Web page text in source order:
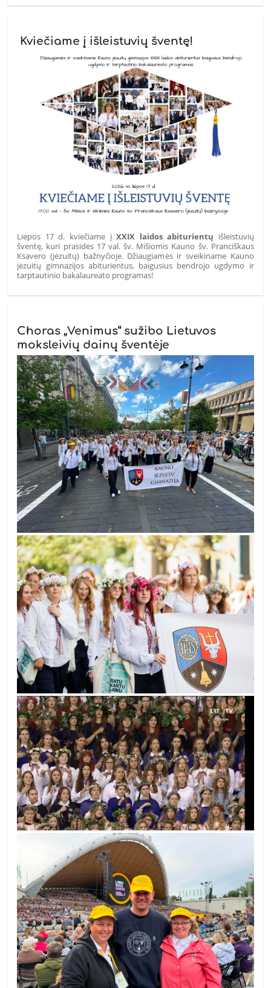
Kviečiame į išleistuvių šventę!
Liepos 17 d. kviečiame įXXIX laidos abiturientų išleistuvių
šventę, kuri prasidės 17 val. šv. Mišiomis Kauno šv. Pranciškaus
Ksavero (jėzuitų) bažnyčioje. Džiaugiamės ir sveikiname Kauno
jėzuitų gimnazijos abiturientus, baigusius bendrojo ugdymo ir
tarptautinio bakalaureato programas!
Choras „Venimus“ sužibo Lietuvos
moksleivių dainų šventėje